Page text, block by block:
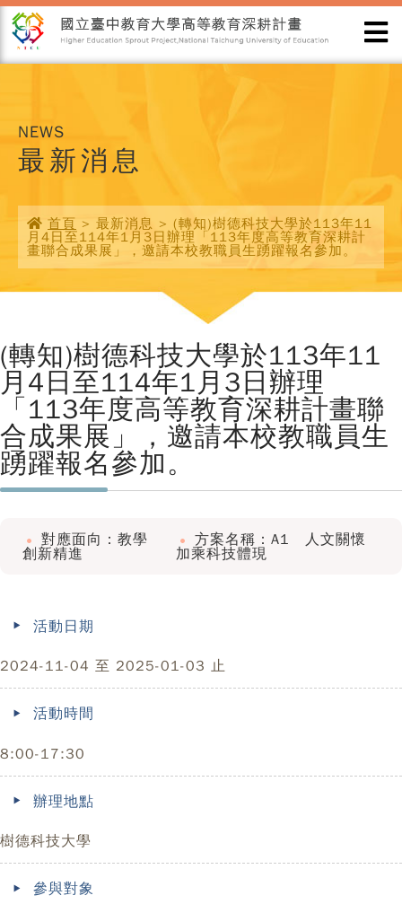
NEWS
最新消息
首頁 > 最新消息 > (轉知)樹德科技大學於113年11
月4日至114年1月3日辦理「113年度高等教育深耕計
畫聯合成果展」，邀請本校教職員生踴躍報名參加。
(轉知)樹德科技大學於113年11
月4日至114年1月3日辦理
「113年度高等教育深耕計畫聯
合成果展」，邀請本校教職員生
踴躍報名參加。
對應面向：教學
創新精進
方案名稱：A1 人文關懷
加乘科技體現
活動日期
2024-11-04 至 2025-01-03 止
活動時間
8:00-17:30
辦理地點
樹德科技大學
參與對象